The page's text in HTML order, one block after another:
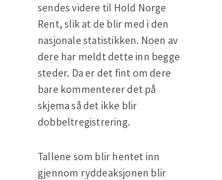
sendes videre til Hold Norge
Rent, slik at de blir med i den
nasjonale statistikken. Noen av
dere har meldt dette inn begge
steder. Da er det fint om dere
bare kommenterer det på
skjema så det ikke blir
dobbeltregistrering.
Tallene som blir hentet inn
gjennom ryddeaksjonen blir